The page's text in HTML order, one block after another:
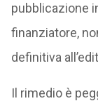
pubblicazione
finanziatore,
definitiva
Il rimedio è